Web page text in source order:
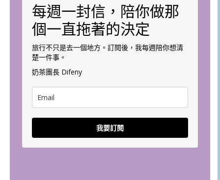
每週一封信，陪你做那
個一直拖著的決定
旅行不只是去一個地方。訂閱後，我每週陪你想清
楚一件事。
奶茶團長 Difeny
我要訂閱